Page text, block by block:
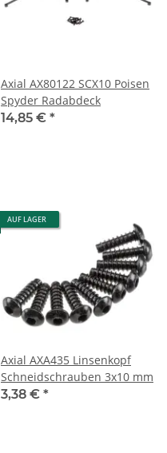
Axial AX80122 SCX10 Poisen
Spyder Radabdeck
14,85 € *
AUF LAGER
Axial AXA435 Linsenkopf
Schneidschrauben 3x10 mm
3,38 € *